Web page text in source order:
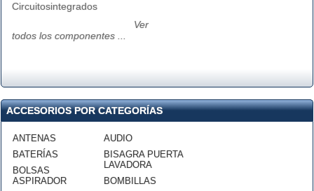
Circuitosintegrados
Ver
todos los componentes ...
ACCESORIOS POR CATEGORÍAS
ANTENAS
BATERÍAS
BOLSAS
ASPIRADOR
AUDIO
BISAGRA PUERTA
LAVADORA
BOMBILLAS